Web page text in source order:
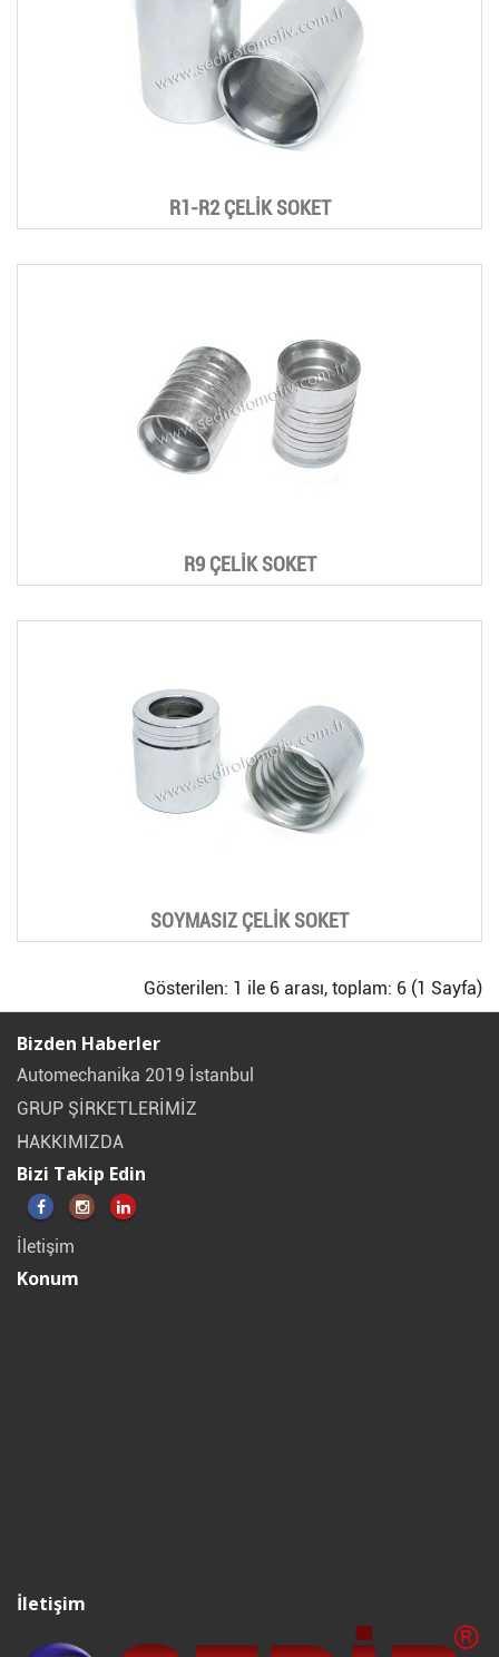
R1-R2 ÇELİK SOKET
R9 ÇELİK SOKET
SOYMASIZ ÇELİK SOKET
Gösterilen: 1 ile 6 arası, toplam: 6 (1 Sayfa)
Bizden Haberler
Automechanika 2019 İstanbul
GRUP ŞİRKETLERİMİZ
HAKKIMIZDA
Bizi Takip Edin
İletişim
Konum
İletişim